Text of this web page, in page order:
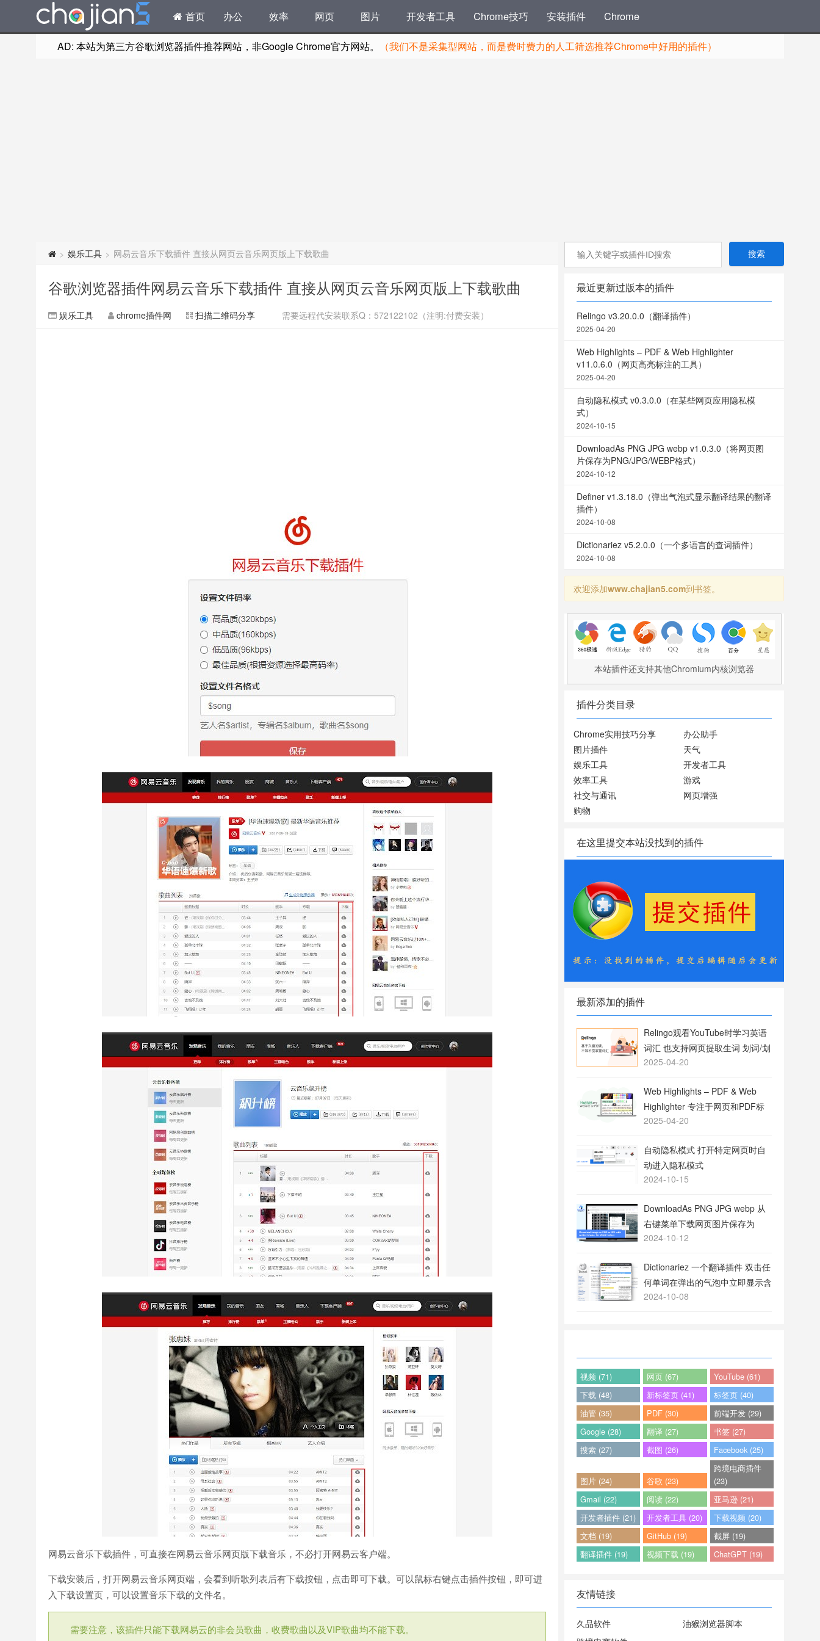
首页 办公 效率 网页 图片 开发者工具 Chrome技巧 安装插件 Chrome
AD: 本站为第三方谷歌浏览器插件推荐网站，非Google Chrome官方网站。 （我们不是采集型网站，而是费时费力的人工筛选推荐Chrome中好用的插件）
> 娱乐工具 > 网易云音乐下载插件 直接从网页云音乐网页版上下载歌曲
谷歌浏览器插件网易云音乐下载插件 直接从网页云音乐网页版上下载歌曲
娱乐工具 chrome插件网 扫描二维码分享 需要远程代安装联系Q：572122102（注明:付费安装）
网易云音乐下载插件，可直接在网易云音乐网页版下载音乐，不必打开网易云客户端。
下载安装后，打开网易云音乐网页端，会看到听歌列表后有下载按钮，点击即可下载。可以鼠标右键点击插件按钮，即可进
入下载设置页，可以设置音乐下载的文件名。
需要注意，该插件只能下载网易云的非会员歌曲，收费歌曲以及VIP歌曲均不能下载。
最近更新过版本的插件
Relingo v3.20.0.0（翻译插件）
2025-04-20
Web Highlights – PDF & Web Highlighter
v11.0.6.0（网页高亮标注的工具）
2025-04-20
自动隐私模式 v0.3.0.0（在某些网页应用隐私模
式）
2024-10-15
DownloadAs PNG JPG webp v1.0.3.0（将网页图
片保存为PNG/JPG/WEBP格式）
2024-10-12
Definer v1.3.18.0（弹出气泡式显示翻译结果的翻译
插件）
2024-10-08
Dictionariez v5.2.0.0（一个多语言的查词插件）
2024-10-08
欢迎添加www.chajian5.com到书签。
本站插件还支持其他Chromium内核浏览器
插件分类目录
Chrome实用技巧分享
办公助手
图片插件
天气
娱乐工具
开发者工具
效率工具
游戏
社交与通讯
网页增强
购物
在这里提交本站没找到的插件
最新添加的插件
Relingo观看YouTube时学习英语
词汇 也支持网页提取生词 划词/划
句翻译
2025-04-20
Web Highlights – PDF & Web
Highlighter 专注于网页和PDF标
注的工具
2025-04-20
自动隐私模式 打开特定网页时自
动进入隐私模式
2024-10-15
DownloadAs PNG JPG webp 从
右键菜单下载网页图片保存为
PNG或JPG格式
2024-10-12
Dictionariez 一个翻译插件 双击任
何单词在弹出的气泡中立即显示含
义
2024-10-08
视频 (71) 网页 (67)
YouTube (61)
下载 (48)
新标签页 (41)
标签页 (40)
油管 (35)
PDF (30)
前端开发 (29)
Google (28)
翻译 (27)
书签 (27)
搜索 (27)
截图 (26) Facebook (25)
图片 (24) 谷歌 (23)
跨境电商插件
(23)
Gmail (22)
阅读 (22)
亚马逊 (21)
开发者插件 (21)
开发者工具 (20)
下载视频 (20)
文档 (19)
GitHub (19)
截屏 (19)
翻译插件 (19)
视频下载 (19) ChatGPT (19)
友情链接
久品软件
油猴浏览器脚本